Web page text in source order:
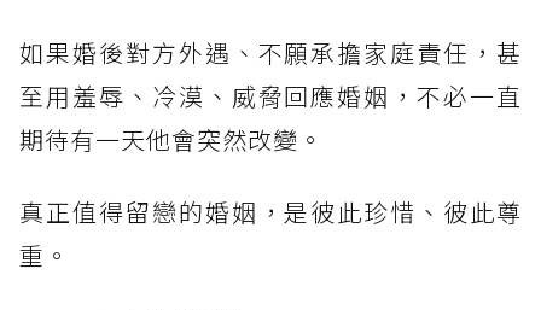
如果婚後對方外遇、不願承擔家庭責任，甚
至用羞辱、冷漠、威脅回應婚姻，不必一直
期待有一天他會突然改變。
真正值得留戀的婚姻，是彼此珍惜、彼此尊
重。